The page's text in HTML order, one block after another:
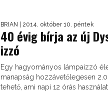
BRIAN | 2014. október 10. péntek
40 évig bírja az új
izzó
Egy hagyományos lámpaizzó
manapság hozzávetőlegesen
tehető, ami napi 12 órás